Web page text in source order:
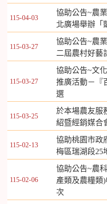
115-04-03
協助公告~農
北廣場舉辦「
115-03-27
協助公告~農
二屆農村好藝
115-03-27
協助公告~文
推廣活動－『
選
115-03-25
於本場農友服
紹暨經銷媒合
115-02-13
協助桃園市政
梅區瑞湖段25
115-02-06
協助公告~農
產類及農糧類
次